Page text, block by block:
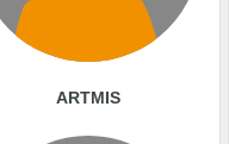
ARTMIS